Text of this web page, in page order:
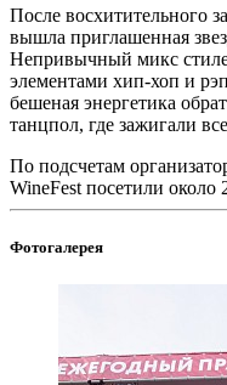
После восхитительного
вышла приглашенная
Непривычный микс
элементами хип-хоп и
бешеная энергетика
танцпол, где зажигали
По подсчетам
WineFest посетили около
Фотогалерея